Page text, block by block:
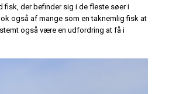
fisk, der befinder sig i de fleste søer i
også af mange som en taknemlig fisk at
også være en udfordring at få i